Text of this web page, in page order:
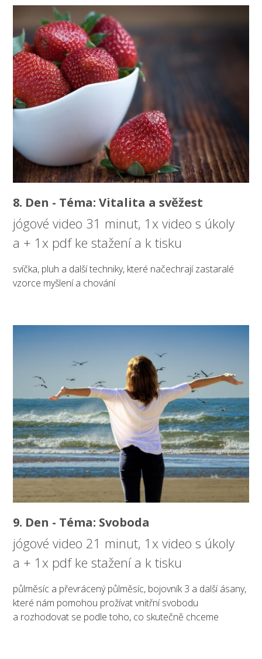
8. Den - Téma: Vitalita a svěžest
jógové video 31 minut, 1x video s úkoly
a + 1x pdf ke stažení a k tisku
svíčka, pluh a další techniky, které načechrají zastaralé
vzorce myšlení a chování
9. Den - Téma: Svoboda
jógové video 21 minut, 1x video s úkoly
a + 1x pdf ke stažení a k tisku
půlměsíc a převrácený půlměsíc, bojovník 3 a další ásany,
které nám pomohou prožívat vnitřní svobodu
a rozhodovat se podle toho, co skutečně chceme